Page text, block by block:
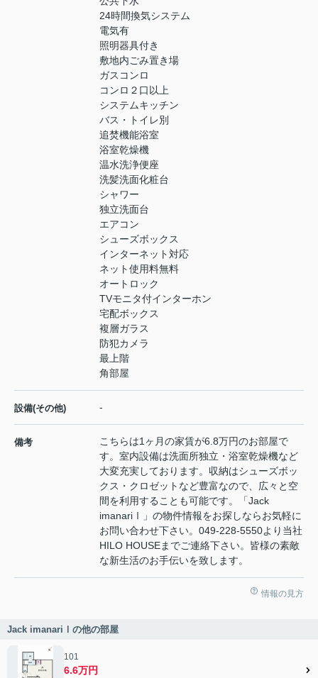
24時間換気システム
電気有
照明器具付き
敷地内ごみ置き場
ガスコンロ
コンロ２口以上
システムキッチン
バス・トイレ別
追焚機能浴室
浴室乾燥機
温水洗浄便座
洗髪洗面化粧台
シャワー
独立洗面台
エアコン
シューズボックス
インターネット対応
ネット使用料無料
オートロック
TVモニタ付インターホン
宅配ボックス
複層ガラス
防犯カメラ
最上階
角部屋
設備(その他) -
備考
こちらは1ヶ月の家賃が6.8万円のお部屋で
す。室内設備は洗面所独立・浴室乾燥機など
大変充実しております。収納はシューズボッ
クス・クロゼットなど豊富なので、広々と空
間を利用することも可能です。「Jack
imanariⅠ」の物件情報をお探しならお気軽に
お問い合わせ下さい。049-228-5550より当社
HILO HOUSEまでご連絡下さい。皆様の素敵
な新生活のお手伝いを致します。
情報の見方
Jack imanariⅠの他の部屋
101
6.6万円